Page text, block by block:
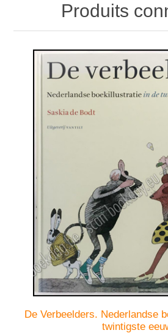
Produits
De Verbeelders. Nederlandse
twintigste